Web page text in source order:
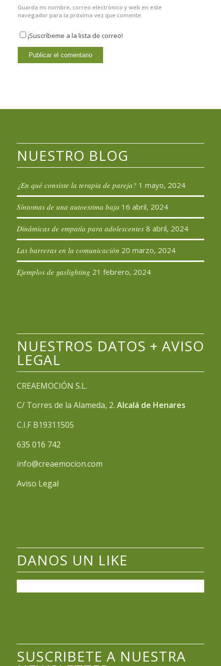
Guarda mi nombre, correo electrónico y web en este
navegador para la próxima vez que comente.
¡Suscríbeme a la lista de correo!
NUESTRO BLOG
¿En qué consiste la terapia de pareja? 1 mayo, 2024
Síntomas de una autoestima baja 16 abril, 2024
Dinámicas de empatía para adolescentes 8 abril, 2024
Las barreras en la comunicación 20 marzo, 2024
Ejemplos de gaslighting 21 febrero, 2024
NUESTROS DATOS + AVISO
LEGAL
CREAEMOCIÓN S.L.
C/ Torres de la Alameda, 2. Alcalá de Henares
C.I.F B19311505
635 016 742
info@creaemocion.com
Aviso Legal
DANOS UN LIKE
SUSCRIBETE A NUESTRA